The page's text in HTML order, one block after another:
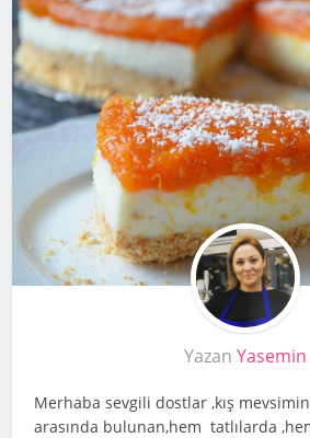
Yazan Yasemin
Merhaba sevgili dostlar ,kış
arasında bulunan,hem tatlılarda